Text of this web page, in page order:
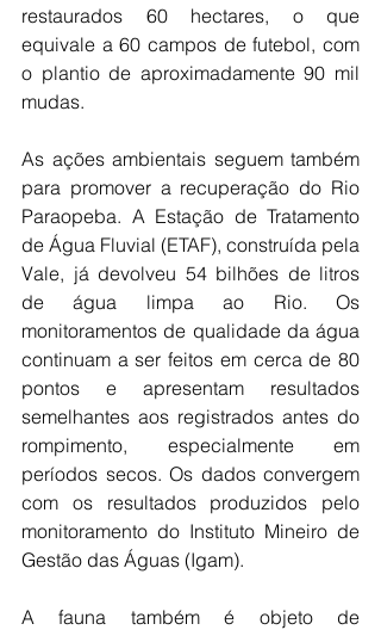
restaurados 60 hectares, o que
equivale a 60 campos de futebol, com
o plantio de aproximadamente 90 mil
mudas.
As ações ambientais seguem também
para promover a recuperação do Rio
Paraopeba. A Estação de Tratamento
de Água Fluvial (ETAF), construída pela
Vale, já devolveu 54 bilhões de litros
de água limpa ao Rio. Os
monitoramentos de qualidade da água
continuam a ser feitos em cerca de 80
pontos e apresentam resultados
semelhantes aos registrados antes do
rompimento, especialmente em
períodos secos. Os dados convergem
com os resultados produzidos pelo
monitoramento do Instituto Mineiro de
Gestão das Águas (Igam).
A fauna também é objeto de